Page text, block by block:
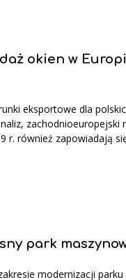
okien w
eksportowe dla
zachodnioeuropejski
r. również zapowiadają
park
modernizacji parku